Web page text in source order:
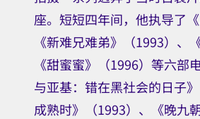
座。短短四年间，他执导了
《新难兄难弟》（1993）、
《甜蜜蜜》（1996）等六部
与亚基：错在黑社会的日子
成熟时》（1993）、《晚九